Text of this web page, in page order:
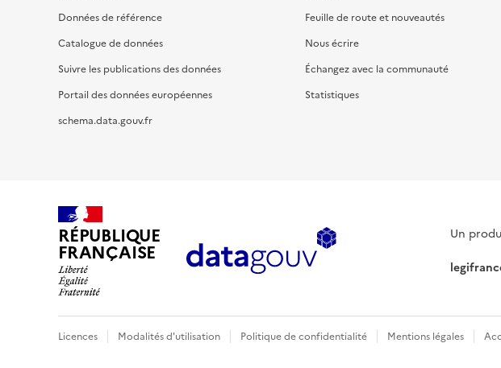
Données de référence
Catalogue de données
Suivre les publications des données
Portail des données européennes
schema.data.gouv.fr
Feuille de route et nouveautés
Nous écrire
Échangez avec la communauté
Statistiques
RÉPUBLIQUE
FRANÇAISE
Un
Licences Modalités d'utilisation Politique de confidentialité Mentions légales